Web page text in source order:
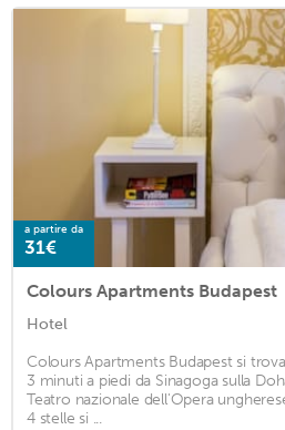
a partire da
31€
Colours Apartments Budapest
Hotel
Colours Apartments Budapest si
3 minuti a piedi da Sinagoga sulla
Teatro nazionale dell'Opera
4 stelle si ...